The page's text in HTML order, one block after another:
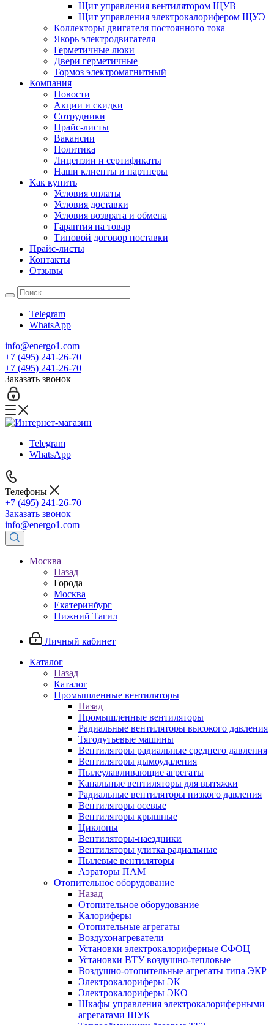
Щит управления вентилятором ЩУВ
Щит управления электрокалорифером ЩУЭ
Коллекторы двигателя постоянного тока
Якорь электродвигателя
Герметичные люки
Двери герметичные
Тормоз электромагнитный
Компания
Новости
Акции и скидки
Сотрудники
Прайс-листы
Вакансии
Политика
Лицензии и сертификаты
Наши клиенты и партнеры
Как купить
Условия оплаты
Условия доставки
Условия возврата и обмена
Гарантия на товар
Типовой договор поставки
Прайс-листы
Контакты
Отзывы
Telegram
WhatsApp
info@energo1.com
+7 (495) 241-26-70
+7 (495) 241-26-70
Заказать звонок
Telegram
WhatsApp
Телефоны
+7 (495) 241-26-70
Заказать звонок
info@energo1.com
Москва
Назад
Города
Москва
Екатеринбург
Нижний Тагил
Личный кабинет
Каталог
Назад
Каталог
Промышленные вентиляторы
Назад
Промышленные вентиляторы
Радиальные вентиляторы высокого давления
Тягодутьевые машины
Вентиляторы радиальные среднего давления
Вентиляторы дымоудаления
Пылеулавливающие агрегаты
Канальные вентиляторы для вытяжки
Радиальные вентиляторы низкого давления
Вентиляторы осевые
Вентиляторы крышные
Циклоны
Вентиляторы-наездники
Вентиляторы улитка радиальные
Пылевые вентиляторы
Аэраторы ПАМ
Отопительное оборудование
Назад
Отопительное оборудование
Калориферы
Отопительные агрегаты
Воздухонагреватели
Установки электрокалориферные СФОЦ
Установки ВТУ воздушно-тепловые
Воздушно-отопительные агрегаты типа ЭКР
Электрокалориферы ЭК
Электрокалориферы ЭКО
Шкафы управления электрокалориферными
агрегатами ШУК